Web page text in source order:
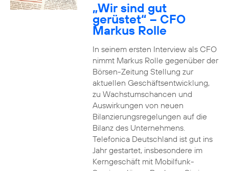
„Wir sind gut
gerüstet“ – CFO
Markus Rolle
In seinem ersten Interview als CFO
nimmt Markus Rolle gegenüber der
Börsen-Zeitung Stellung zur
aktuellen Geschäftsentwicklung,
zu Wachstumschancen und
Auswirkungen von neuen
Bilanzierungsregelungen auf die
Bilanz des Unternehmens.
Telefonica Deutschland ist gut ins
Jahr gestartet, insbesondere im
Kerngeschäft mit Mobilfunk-